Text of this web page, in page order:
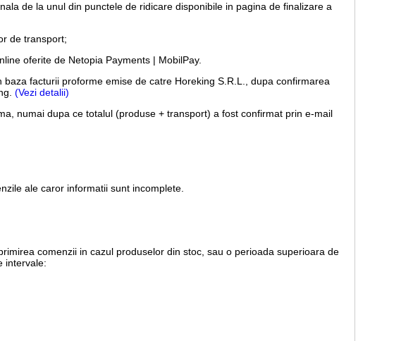
de la unul din punctele de ridicare disponibile in pagina de finalizare a
de transport;
oferite de Netopia Payments | MobilPay.
facturii proforme emise de catre Horeking S.R.L., dupa confirmarea
(Vezi detalii)
numai dupa ce totalul (produse + transport) a fost confirmat prin e-mail
ale caror informatii sunt incomplete.
comenzii in cazul produselor din stoc, sau o perioada superioara de
intervale: